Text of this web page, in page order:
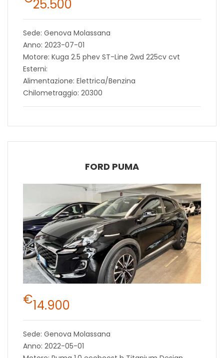
25.500
Sede: Genova Molassana
Anno: 2023-07-01
Motore: Kuga 2.5 phev ST-Line 2wd 225cv cvt
Esterni:
Alimentazione: Elettrica/Benzina
Chilometraggio: 20300
FORD PUMA
€14.900
Sede: Genova Molassana
Anno: 2022-05-01